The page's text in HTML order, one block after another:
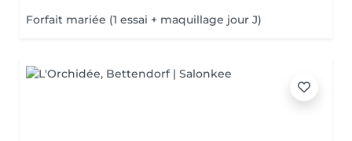
Forfait mariée (1 essai + maquillage jour J)